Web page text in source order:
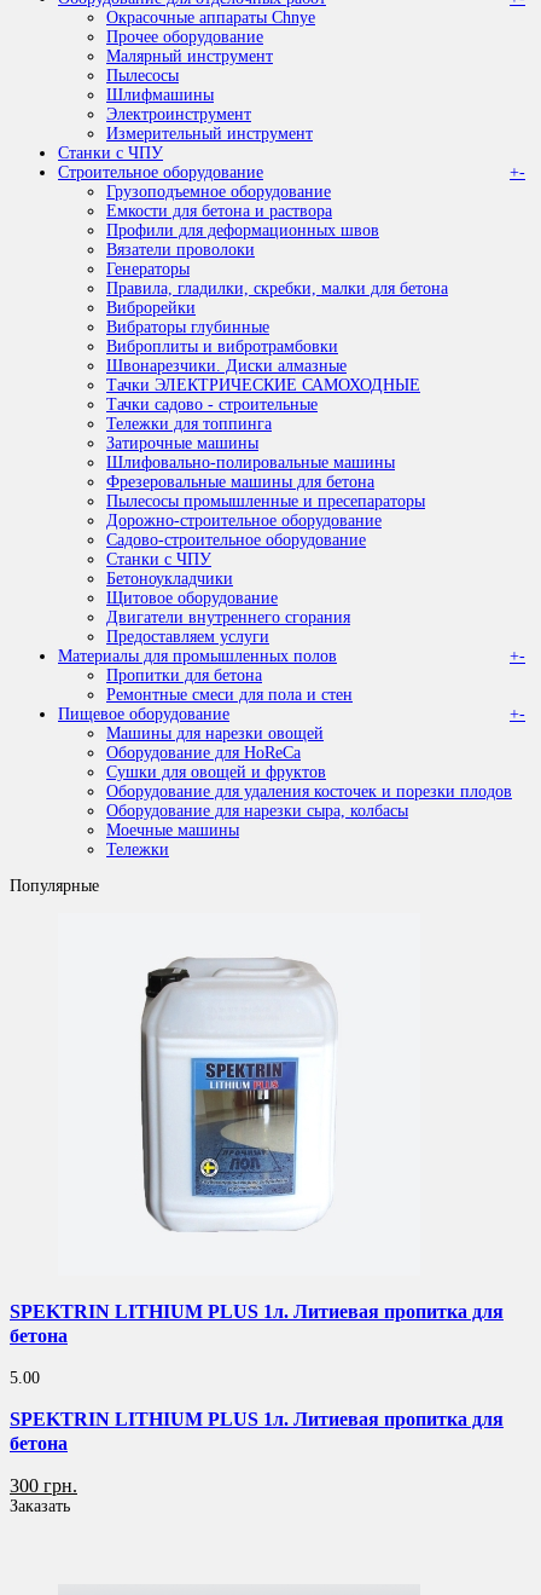
Окрасочные аппараты Chnye
Прочее оборудование
Малярный инструмент
Пылесосы
Шлифмашины
Электроинструмент
Измерительный инструмент
Станки с ЧПУ
Строительное оборудование
+-
Грузоподъемное оборудование
Емкости для бетона и раствора
Профили для деформационных швов
Вязатели проволоки
Генераторы
Правила, гладилки, скребки, малки для бетона
Виброрейки
Вибраторы глубинные
Виброплиты и вибротрамбовки
Швонарезчики. Диски алмазные
Тачки ЭЛЕКТРИЧЕСКИЕ САМОХОДНЫЕ
Тачки садово - строительные
Тележки для топпинга
Затирочные машины
Шлифовально-полировальные машины
Фрезеровальные машины для бетона
Пылесосы промышленные и пресепараторы
Дорожно-строительное оборудование
Садово-строительное оборудование
Станки с ЧПУ
Бетоноукладчики
Щитовое оборудование
Двигатели внутреннего сгорания
Предоставляем услуги
Материалы для промышленных полов
+-
Пропитки для бетона
Ремонтные смеси для пола и стен
Пищевое оборудование
+-
Машины для нарезки овощей
Оборудование для HoReCa
Сушки для овощей и фруктов
Оборудование для удаления косточек и порезки плодов
Оборудование для нарезки сыра, колбасы
Моечные машины
Тележки
Популярные
SPEKTRIN LITHIUM PLUS 1л. Литиевая пропитка для
бетона
5.00
SPEKTRIN LITHIUM PLUS 1л. Литиевая пропитка для
бетона
300 грн.
Заказать